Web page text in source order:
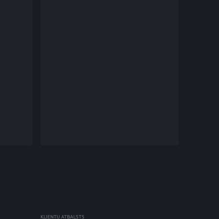
KLIENTU ATBALSTS